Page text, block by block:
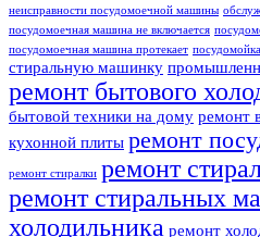
неисправности посудомоечной машины
посудомоечная машина не включается
посудомоечная машина протекает
стиральную машинку
ремонт бытового
бытовой техники на дому ремонт
кухонной плиты ремонт
ремонт стиралки ремонт
ремонт стиральных
холодильника ремонт